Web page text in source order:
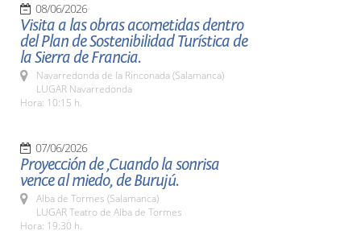
08/06/2026
Visita a las obras acometidas dentro
del Plan de Sostenibilidad Turística de
la Sierra de Francia.
Navarredonda de la Rinconada (Salamanca)
LUGAR Navarredonda
Hora: 10:15 h.
07/06/2026
Proyección de ,Cuando la sonrisa
vence al miedo, de Burujú.
Alba de Tormes (Salamanca)
LUGAR Teatro de Alba de Tormes
Hora: 19:30 h.